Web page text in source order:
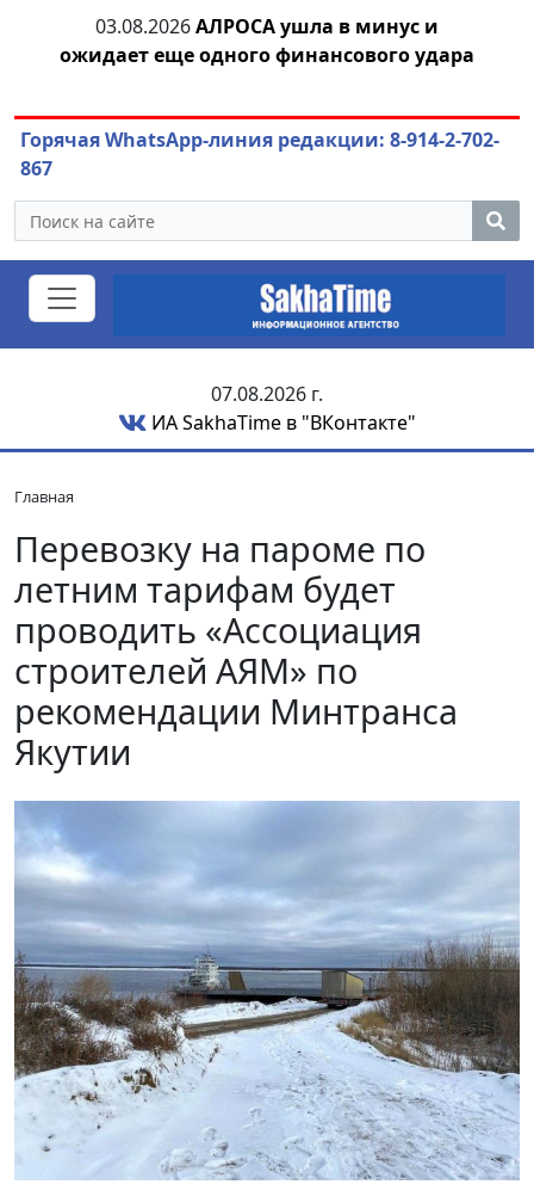
03.08.2026АЛРОСА ушла в минус и
ожидает еще одного финансового удара
Горячая WhatsApp-линия редакции: 8-914-2-702-
867
07.08.2026 г.
ИА SakhaTime в "ВКонтакте"
Главная
Перевозку на пароме по
летним тарифам будет
проводить «Ассоциация
строителей АЯМ» по
рекомендации Минтранса
Якутии